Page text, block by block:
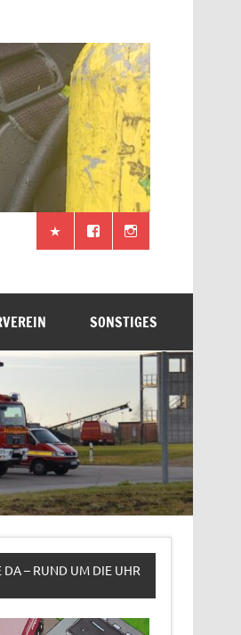
SONSTIGES
DA – RUND UM DIE UHR